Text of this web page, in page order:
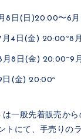
8日(日)20:00〜6
4日(金) 20:00~8
月8日(金) 20:00~9
日(金) 20:00~
一般先着販売から
トにて、手売りの